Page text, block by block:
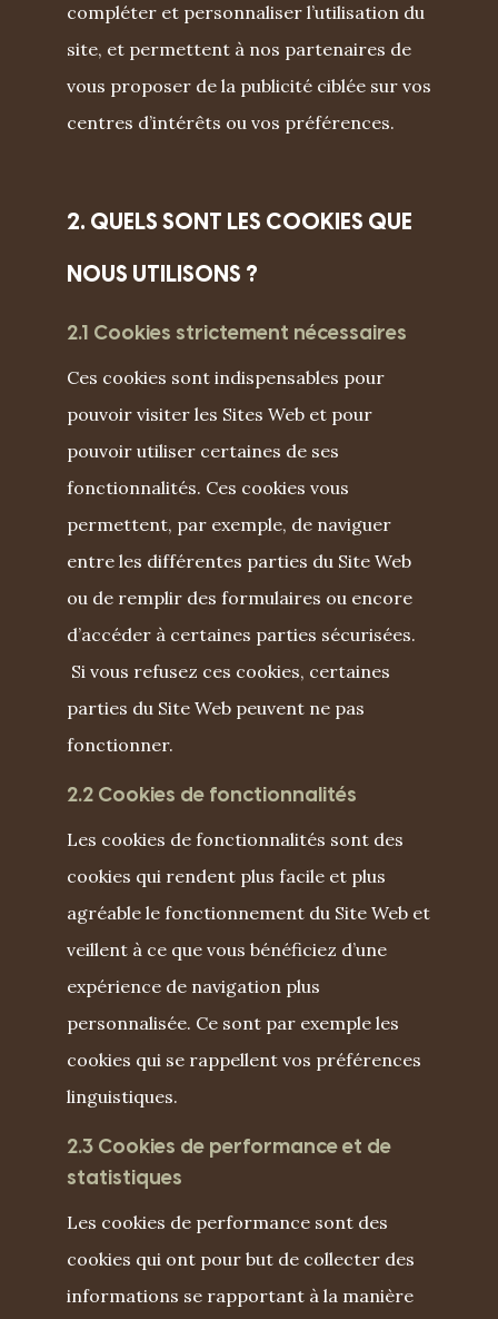
compléter et personnaliser l’utilisation du
site, et permettent à nos partenaires de
vous proposer de la publicité ciblée sur vos
centres d’intérêts ou vos préférences.
2. QUELS SONT LES COOKIES QUE
NOUS UTILISONS ?
2.1 Cookies strictement nécessaires
Ces cookies sont indispensables pour
pouvoir visiter les Sites Web et pour
pouvoir utiliser certaines de ses
fonctionnalités. Ces cookies vous
permettent, par exemple, de naviguer
entre les différentes parties du Site Web
ou de remplir des formulaires ou encore
d’accéder à certaines parties sécurisées.
Si vous refusez ces cookies, certaines
parties du Site Web peuvent ne pas
fonctionner.
2.2 Cookies de fonctionnalités
Les cookies de fonctionnalités sont des
cookies qui rendent plus facile et plus
agréable le fonctionnement du Site Web et
veillent à ce que vous bénéficiez d’une
expérience de navigation plus
personnalisée. Ce sont par exemple les
cookies qui se rappellent vos préférences
linguistiques.
2.3 Cookies de performance et de
statistiques
Les cookies de performance sont des
cookies qui ont pour but de collecter des
informations se rapportant à la manière